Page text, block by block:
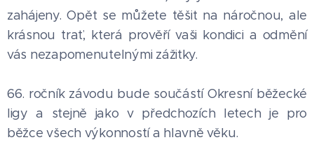
zahájeny. Opět se můžete těšit na náročnou, ale
krásnou trať, která prověří vaši kondici a odmění
vás nezapomenutelnými zážitky.
66. ročník závodu bude součástí Okresní běžecké
ligy a stejně jako v předchozích letech je pro
běžce všech výkonností a hlavně věku.